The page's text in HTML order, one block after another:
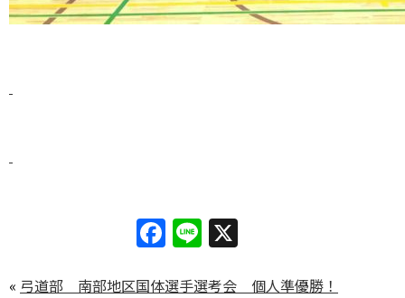
Facebook
Line
« 弓道部 南部地区国体選手選考会 個人準優勝！